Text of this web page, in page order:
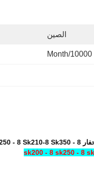
الصين
10000/month